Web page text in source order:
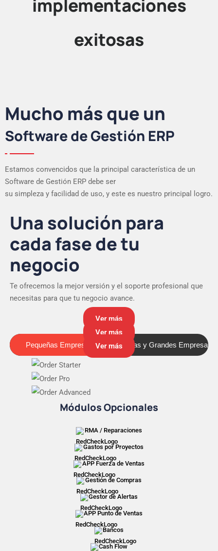
implementaciones
exitosas
Mucho más que un
Software de Gestión ERP
Estamos convencidos que la principal característica de un
Software de Gestión ERP debe ser
su simpleza y facilidad de uso, y este es nuestro principal logro.
Una solución para
cada fase de tu
negocio
Te ofrecemos la mejor versión y el soporte profesional que
necesitas para que tu negocio avance.
Pequeñas Empresas
Pequeñas Empresas Medianas y Grandes Empresas
Ver más
Ver más
Ver más
Módulos Opcionales
RMA / Reparaciones
Gastos por Proyectos
APP Fuerza de Ventas
Gestión de Compras
Gestor de Alertas
APP Punto de Ventas
Bancos
Cash Flow